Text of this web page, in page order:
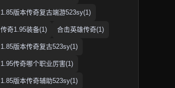
1.85版本传奇复古端游523sy(1)
传奇1.95装备(1) 合击英雄传奇(1)
1.85版本传奇复古523sy(1)
1.95传奇哪个职业厉害(1)
1.85版本传奇辅助523sy(1)